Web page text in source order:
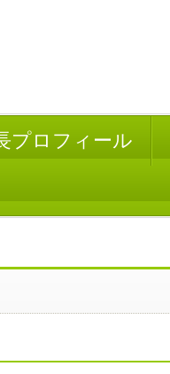
プロフィール